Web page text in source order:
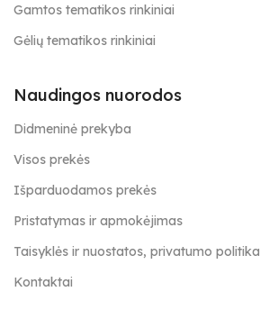
Gamtos tematikos rinkiniai
Gėlių tematikos rinkiniai
Naudingos nuorodos
Didmeninė prekyba
Visos prekės
Išparduodamos prekės
Pristatymas ir apmokėjimas
Taisyklės ir nuostatos, privatumo politika
Kontaktai